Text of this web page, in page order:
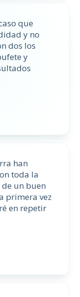
que
y no
dos los
y
han
toda la
un buen
primera vez
en repetir